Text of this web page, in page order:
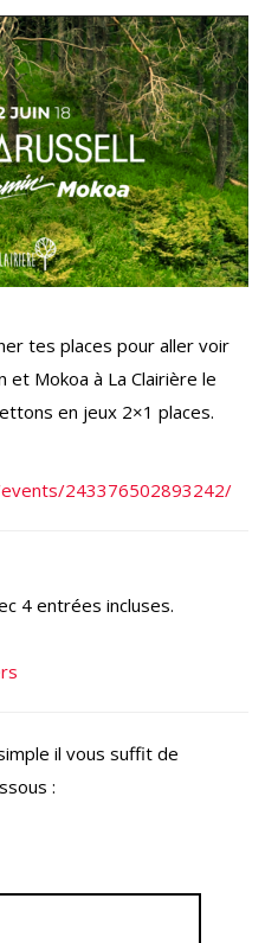
tes places pour aller voir
et Mokoa à La Clairière le
en jeux 2×1 places.
243376502893242/
4 entrées incluses.
il vous suffit de
: